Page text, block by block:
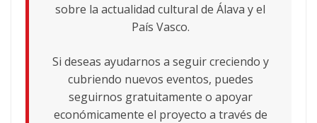
sobre la actualidad cultural de Álava y el
País Vasco.
Si deseas ayudarnos a seguir creciendo y
cubriendo nuevos eventos, puedes
seguirnos gratuitamente o apoyar
económicamente el proyecto a través de